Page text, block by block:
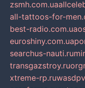
zsmh.com.ua
all-tattoos-for-
best-radio.com.ua
euroshiny.com.ua
searchus-nauti.ru
transgazstroy.ru
xtreme-rp.ru